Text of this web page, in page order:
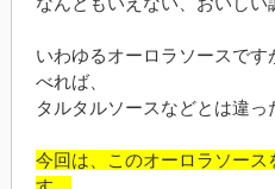
いわゆるオーロラソースで
べれば、
タルタルソースなどとは違っ
今回は、このオーロラソー